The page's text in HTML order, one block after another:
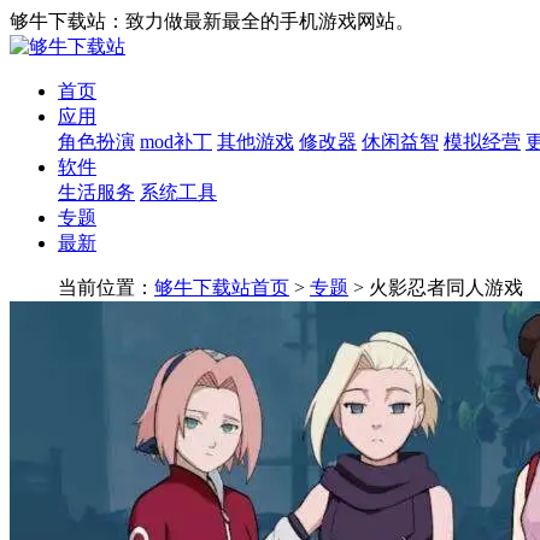
够牛下载站：致力做最新最全的手机游戏网站。
首页
应用
角色扮演 mod补丁 其他游戏 修改器 休闲益智 模拟经营
软件
生活服务 系统工具
专题
最新
当前位置： 够牛下载站首页 > 专题 > 火影忍者同人游戏